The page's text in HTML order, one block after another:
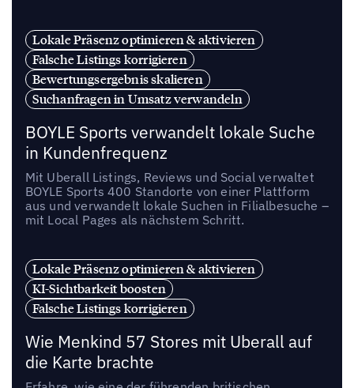
Lokale Präsenz optimieren & aktivieren
Falsche Listings korrigieren
Bewertungsergebnis skalieren
Suchanfragen in Umsatz verwandeln
BOYLE Sports verwandelt lokale Suche
in Kundenfrequenz
Mit Uberall Listings, Reviews und Social verwaltet
BOYLE Sports 400 Standorte von einer Plattform
aus und verwandelt lokale Suchen in Filialbesuche –
mit Local Pages als nächstem Schritt.
Lokale Präsenz optimieren & aktivieren
KI-Sichtbarkeit boosten
Falsche Listings korrigieren
Wie Menkind 57 Stores mit Uberall auf
die Karte brachte